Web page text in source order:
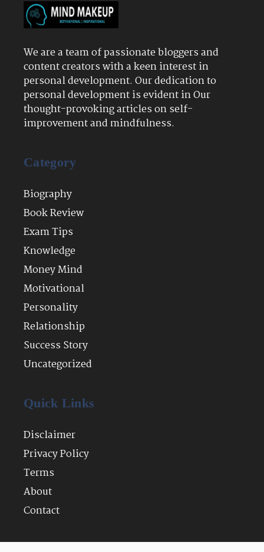
We are a team of passionate bloggers and
content creators with a keen interest in
personal development. Our dedication to
personal development is evident in Our
thought-provoking articles on self-
improvement and mindfulness.
Category
Biography
Book Review
Exam Tips
Knowledge
Money Mind
Motivational
Personality
Relationship
Success Story
Uncategorized
Quick Links
Disclaimer
Privacy Policy
Terms
About
Contact